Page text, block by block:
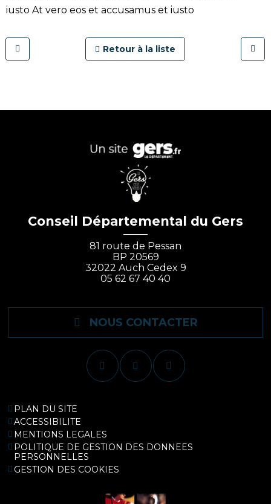
iusto At vero eos et accusamus et iusto
Retour à la liste
Conseil Départemental du Gers
81 route de Pessan
BP 20569
32022 Auch Cedex 9
05 62 67 40 40
NOUS CONTACTER
PLAN DU SITE
ACCESSIBILITE
MENTIONS LEGALES
POLITIQUE DE GESTION DES DONNEES
PERSONNELLES
GESTION DES COOKIES